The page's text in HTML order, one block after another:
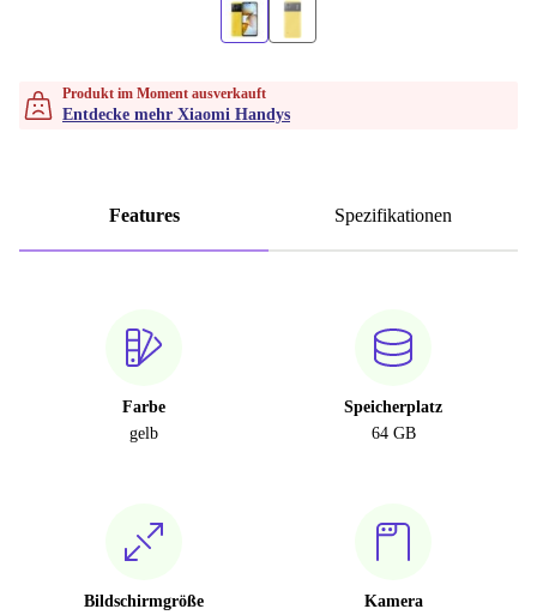
Produkt im Moment ausverkauft
Entdecke mehr Xiaomi Handys
Features Spezifikationen
Farbe
gelb
Speicherplatz
64 GB
Bildschirmgröße
Kamera